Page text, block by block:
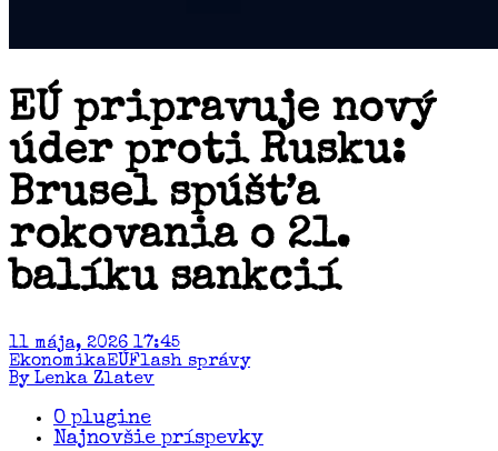
EÚ pripravuje nový
úder proti Rusku:
Brusel spúšťa
rokovania o 21.
balíku sankcií
11 mája, 2026 17:45
EkonomikaEÚFlash správy
By Lenka Zlatev
O plugine
Najnovšie príspevky